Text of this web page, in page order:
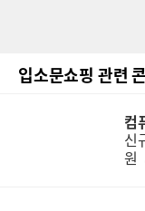
입소문쇼핑 관련
컴
신
원 ＆